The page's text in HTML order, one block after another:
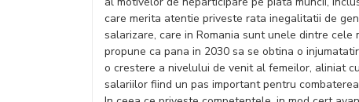
care merita atentie priveste rata inegalitatii de
salarizare, care in Romania sunt unele dintre cele
propune ca pana in 2030 sa se obtina o
o crestere a nivelului de venit al femeilor, aliniat
salariilor fiind un pas important pentru